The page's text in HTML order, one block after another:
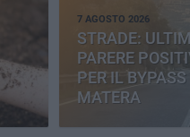
7 AGOSTO 2026
STRADE:
PARERE
PER IL BYPASS
MATERA